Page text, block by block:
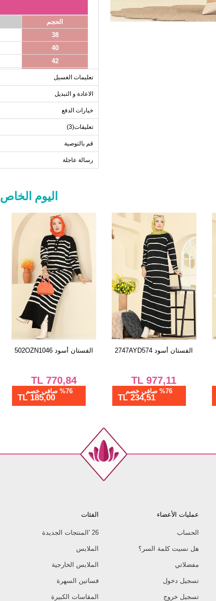
الحجم
38
40
42
44
46
48
تعليمات الغسيل
الاعادة و التبديل
خيارات الدفع
تعليقات(3)
قم بالتوصية
رسالة عاجلة
اليوم الخاص
الفستان أسود 2747AYD574
977,11
TL
%76 صافي خصم
234,51 TL
طقم خمري 2756AYD574
1.039,58
TL
%76 صافي خصم
249,50 TL
عمليات الأعضاء
الحساب
هل نسيت كلمة السر؟
مفضلاتي
تسجيل دخول
تسجيل خروج
الفئات
26 'المنتجات الجديدة
الملابس
الملابس الخارجية
فساتين السهرة
المقاسات الكبيرة